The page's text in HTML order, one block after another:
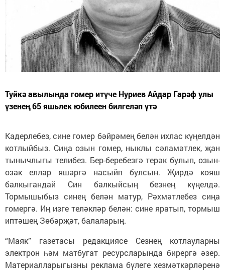
Туйкә авылында гомер итүче Нуриев Айдар Гарәф улы
үзенең 65 яшьлек юбилеен билгеләп үтә
Кадерлебез, сине гомер бәйрәмең белән ихлас күңелдән
котлыйбыз. Сиңа озын гомер, ныклы сәламәтлек, җан
тынычлыгы телибез. Бер-беребезгә терәк булып, озын-
озак еллар яшәргә насыйп булсын. Җирдә кояш
балкыгандай Син балкыйсың безнең күңелдә.
Тормышыбыз синең белән матур, Рәхмәтлебез сиңа
гомергә. Иң изге теләкләр белән: сине яратып, тормыш
иптәшең Зөбәрҗәт, балаларың.
“Маяк” газетасы редакциясе Сезнең котлауларны
электрон һәм матбугат ресурсларында бирергә әзер.
Материалларыгызны реклама бүлеге хезмәткәрләренә